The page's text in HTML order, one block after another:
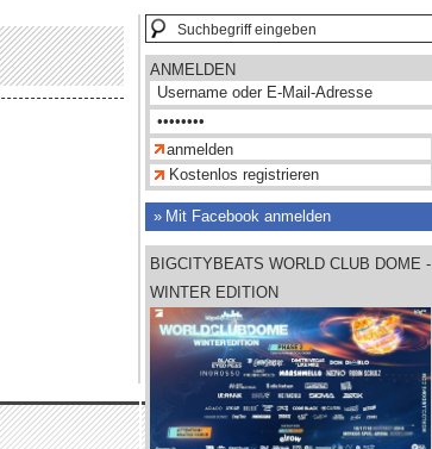
ANMELDEN
Kostenlos registrieren
Mit Facebook anmelden
BIGCITYBEATS WORLD CLUB DOME -
WINTER EDITION
Unternehmen
Über uns